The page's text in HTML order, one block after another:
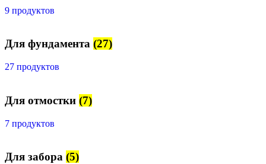
9 продуктов
Для фундамента (27)
27 продуктов
Для отмостки (7)
7 продуктов
Для забора (5)